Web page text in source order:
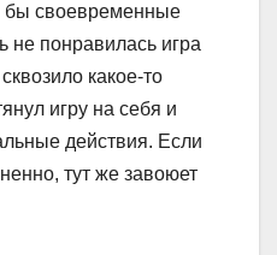
бы своевременные
не понравилась игра
какое-то
игру на себя и
действия. Если
тут же завоюет